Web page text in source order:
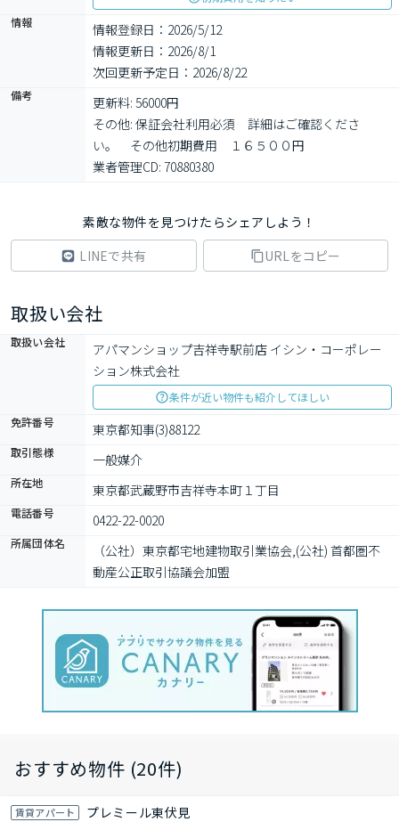
情報
情報登録日：2026/5/12
情報更新日：2026/8/1
次回更新予定日：2026/8/22
備考
更新料: 56000円
その他: 保証会社利用必須　詳細はご確認くださ
い。　その他初期費用　１６５００円
業者管理CD: 70880380
素敵な物件を見つけたらシェアしよう！
LINEで共有
URLをコピー
取扱い会社
取扱い会社
アパマンショップ吉祥寺駅前店 イシン・コーポレー
ション株式会社
条件が近い物件も紹介してほしい
免許番号
東京都知事(3)88122
取引態様 一般媒介
所在地 東京都武蔵野市吉祥寺本町１丁目
電話番号 0422-22-0020
所属団体名
（公社）東京都宅地建物取引業協会,(公社) 首都圏不
動産公正取引協議会加盟
おすすめ物件 (20件)
賃貸アパート プレミール東伏見